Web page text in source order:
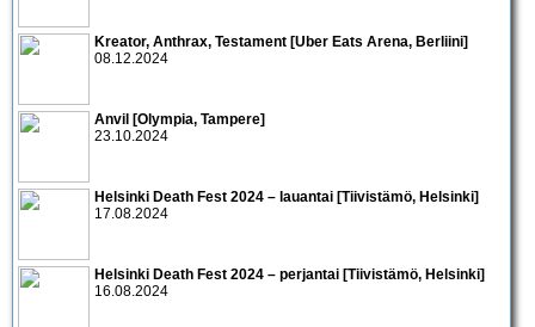
Kreator, Anthrax, Testament [Uber Eats Arena, Berliini]
08.12.2024
Anvil [Olympia, Tampere]
23.10.2024
Helsinki Death Fest 2024 – lauantai [Tiivistämö, Helsinki]
17.08.2024
Helsinki Death Fest 2024 – perjantai [Tiivistämö, Helsinki]
16.08.2024